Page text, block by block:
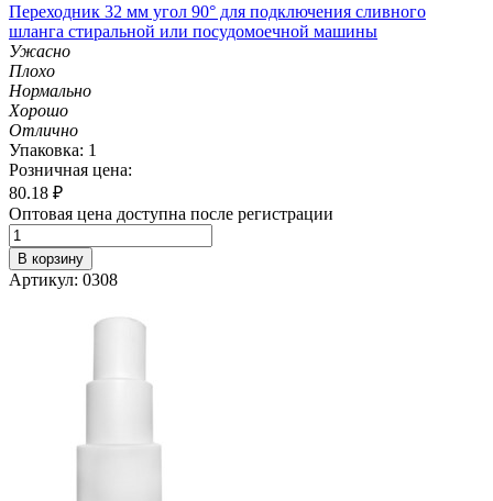
Переходник 32 мм угол 90° для подключения сливного
шланга стиральной или посудомоечной машины
Ужасно
Плохо
Нормально
Хорошо
Отлично
Упаковка: 1
Розничная цена:
80.18 ₽
Оптовая цена доступна после регистрации
В корзину
Артикул: 0308